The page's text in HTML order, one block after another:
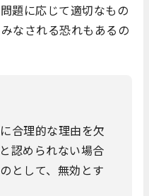
題に応じて適切なもの
なされる恐れもあるの
合理的な理由を欠
認められない場合
として、無効とす